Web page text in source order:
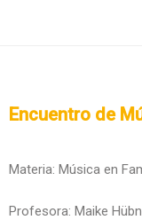
Encuentro de
Materia: Música en
Profesora: Maike